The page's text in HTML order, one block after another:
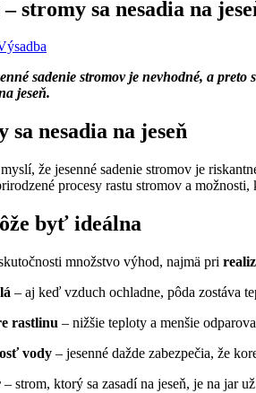
stromy sa nesadia na
sadenie stromov je nevhodné, a
jeseň.
nesadia na jeseň
že jesenné sadenie stromov je
procesy rastu stromov a možnosti,
byť ideálna
množstvo výhod, najmä pri
– aj keď vzduch ochladne, pôda zostáva
rastlinu – nižšie teploty a menšie
vody – jesenné dažde zabezpečia, že
– strom, ktorý sa zasadí na jeseň, je na jar